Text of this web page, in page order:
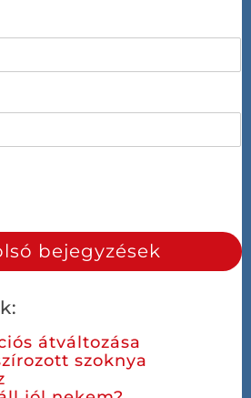
bejegyzések
átváltozása
szoknya